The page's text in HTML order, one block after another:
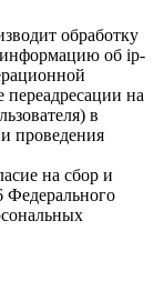
обработку
об ip-
переадресации на
в
проведения
на сбор и
Федерального